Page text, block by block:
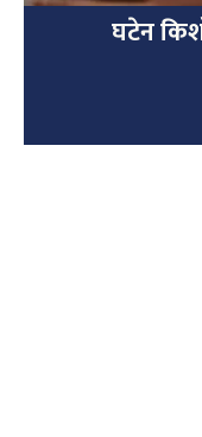
घटेन